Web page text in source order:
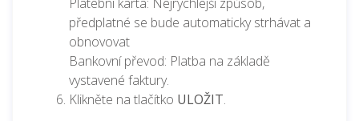
předplatné se bude automaticky strhávat a
obnovovat
Bankovní převod: Platba na základě
vystavené faktury.
Klikněte na tlačítko ULOŽIT.